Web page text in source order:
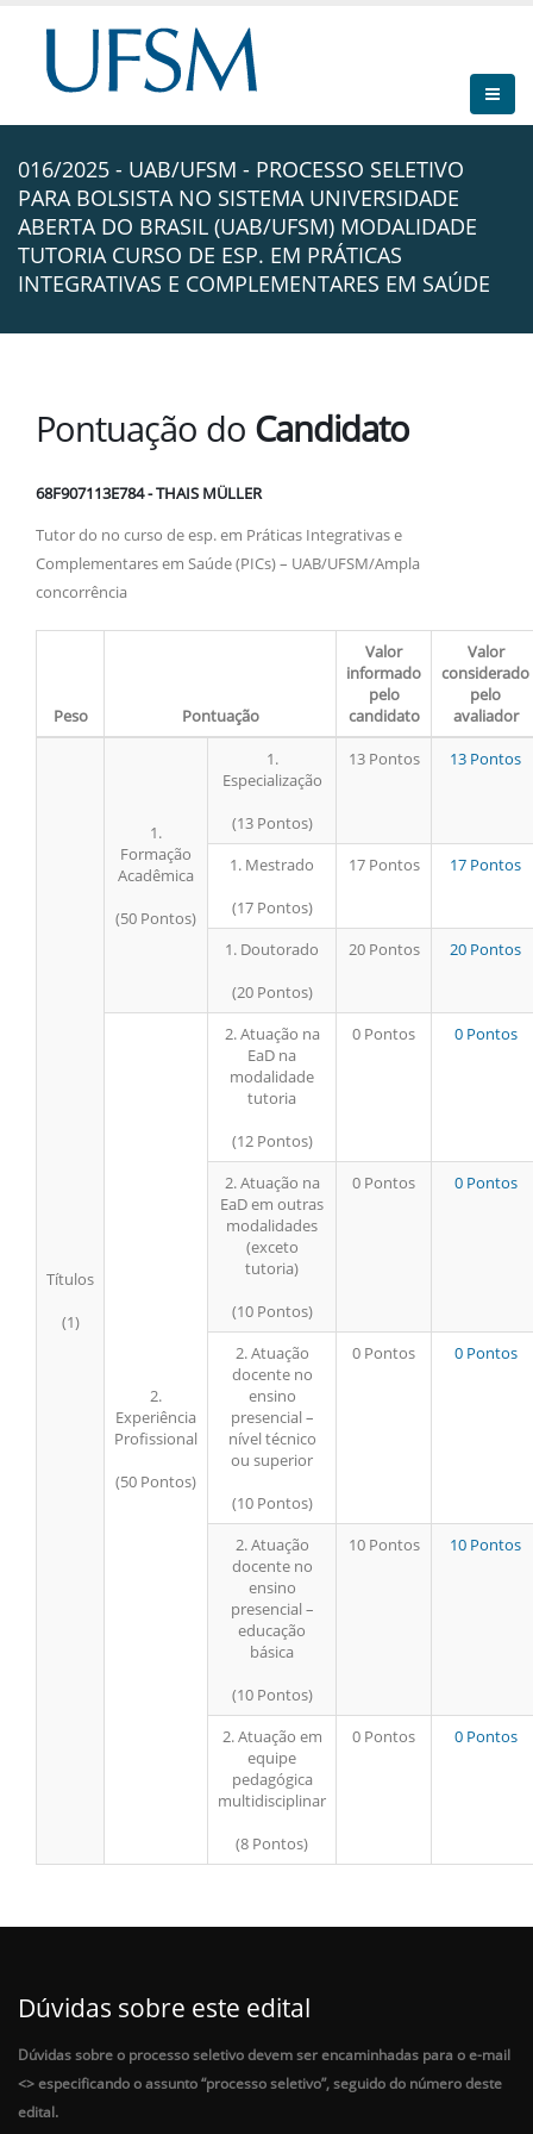
016/2025 - UAB/UFSM - PROCESSO SELETIVO
PARA BOLSISTA NO SISTEMA UNIVERSIDADE
ABERTA DO BRASIL (UAB/UFSM) MODALIDADE
TUTORIA CURSO DE ESP. EM PRÁTICAS
INTEGRATIVAS E COMPLEMENTARES EM SAÚDE
Pontuação do Candidato
68F907113E784 - THAIS MÜLLER
Tutor do no curso de esp. em Práticas Integrativas e
Complementares em Saúde (PICs) – UAB/UFSM/Ampla
concorrência
Peso Pontuação
Valor
informado
pelo
candidato
Valor
considerado
pelo
avaliador
Títulos
(1)
1.
Formação
Acadêmica
(50 Pontos)
1.
Especialização
(13 Pontos)
13 Pontos 13 Pontos
1. Mestrado
(17 Pontos)
17 Pontos 17 Pontos
1. Doutorado
(20 Pontos)
20 Pontos 20 Pontos
2.
Experiência
Profissional
(50 Pontos)
2. Atuação na
EaD na
modalidade
tutoria
(12 Pontos)
0 Pontos 0 Pontos
2. Atuação na
EaD em outras
modalidades
(exceto
tutoria)
(10 Pontos)
0 Pontos 0 Pontos
2. Atuação
docente no
ensino
presencial –
nível técnico
ou superior
(10 Pontos)
0 Pontos 0 Pontos
2. Atuação
docente no
ensino
presencial –
educação
básica
(10 Pontos)
10 Pontos 10 Pontos
2. Atuação em
equipe
pedagógica
multidisciplinar
(8 Pontos)
0 Pontos 0 Pontos
Dúvidas sobre este edital
Dúvidas sobre o processo seletivo devem ser encaminhadas para o e-mail
<> especificando o assunto “processo seletivo”, seguido do número deste
edital.